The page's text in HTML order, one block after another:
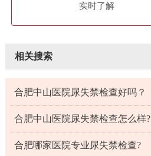
实时了解
相关搜索
合肥中山医院尿失禁检查好吗？
合肥中山医院尿失禁检查怎么样?
合肥哪家医院专业尿失禁检查?